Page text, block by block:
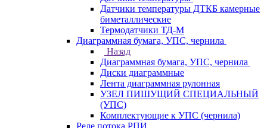
Датчики температуры ДТКБ камерные
биметаллические
Термодатчики ТД-М
Диаграммная бумага, УПС, чернила
Назад
Диаграммная бумага, УПС, чернила
Диски диаграммные
Лента диаграммная рулонная
УЗЕЛ ПИШУЩИЙ СПЕЦИАЛЬНЫЙ
(УПС)
Комплектующие к УПС (чернила)
Реле потока РПИ